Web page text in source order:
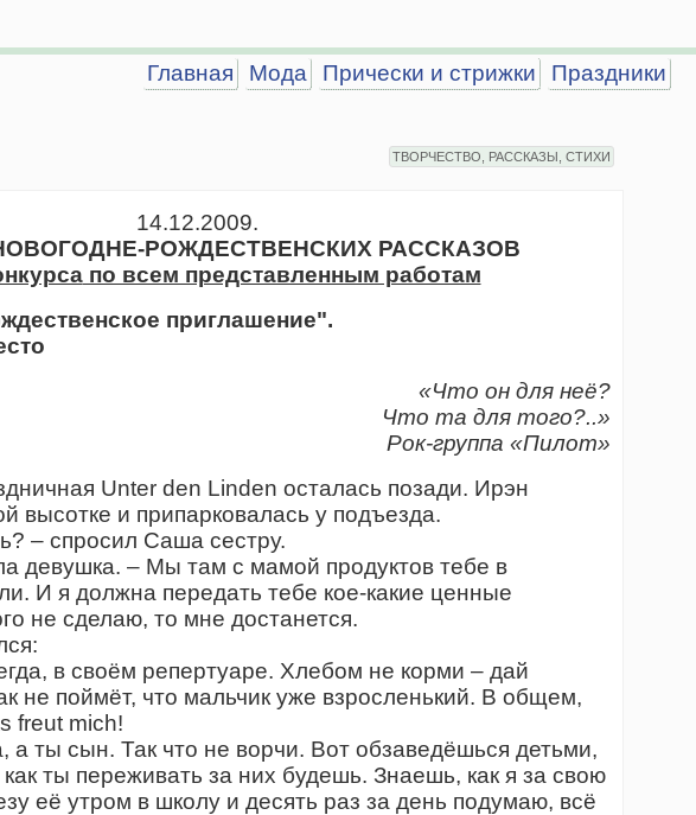
Главная Мода Прически и стрижки Праздники
ТВОРЧЕСТВО, РАССКАЗЫ, СТИХИ
14.12.2009.
РОЖДЕСТВЕНСКИХ РАССКАЗОВ
по всем представленным работам
приглашение".
«Что он для неё?
Что та для того?..»
Рок-группа «Пилот»
Unter den Linden осталась позади. Ирэн
высотке и припарковалась у подъезда.
– спросил Саша сестру.
девушка. – Мы там с мамой продуктов тебе в
И я должна передать тебе кое-какие ценные
не сделаю, то мне достанется.
в своём репертуаре. Хлебом не корми – дай
не поймёт, что мальчик уже взросленький. В общем,
freut mich!
ты сын. Так что не ворчи. Вот обзаведёшься детьми,
ты переживать за них будешь. Знаешь, как я за свою
её утром в школу и десять раз за день подумаю, всё